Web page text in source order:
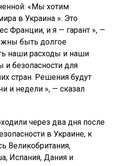
«Мы хотим
в Украина ». Это
Франции, и я — гарант », —
быть долгое
наши расходы и наши
безопасности для
стран. Решения будут
и недели », — сказал
через два дня после
в Украине, к
Великобритания,
Испания, Дания и